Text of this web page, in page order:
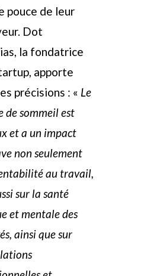
pouce de leur
Dot
la fondatrice
apporte
précisions : « Le
de sommeil est
et a un impact
non seulement
au travail,
sur la santé
et mentale des
ainsi que sur